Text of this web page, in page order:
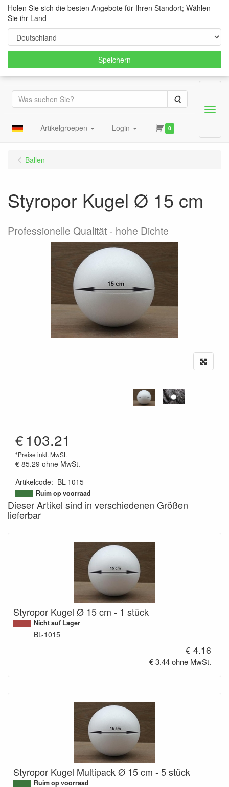
Suche
Artikelgroepen Login 0
Menu
Ballen
Styropor Kugel Ø 15 cm
Professionelle Qualität - hohe Dichte
€103.21
*Preise inkl. MwSt.
€ 85.29 ohne MwSt.
Artikelcode: BL-1015
9508439496346
Ruim op voorraad
Dieser Artikel sind in verschiedenen Größen
lieferbar
Styropor Kugel Ø 15 cm - 1 stück
Nicht auf Lager
BL-1015
€ 4.16
€ 3.44 ohne MwSt.
Styropor Kugel Multipack Ø 15 cm - 5 stück
Ruim op voorraad
Holen Sie sich die besten Angebote für Ihren Standort; Wählen
Sie ihr Land
Speichern